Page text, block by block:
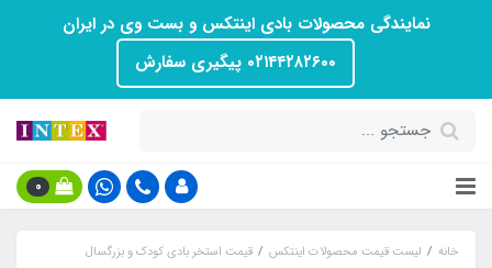
نمایندگی محصولات بادی اینتکس و بست وی در ایران
۰۲۱۴۴۲۸۲۶۰۰ پیگیری سفارش
0
خانه لیست قیمت محصولات اینتکس
قیمت استخر بادی کودک و بزرگسال